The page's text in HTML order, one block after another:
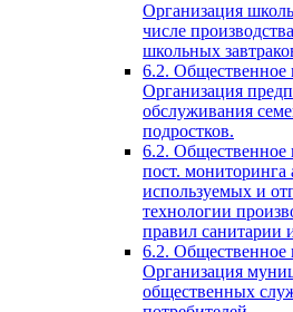
Организация
числе
школьных
6.2.
Организация
обслуживания
подростков.
6.2.
пост. мониторинга
используемых и
технологии
правил санитарии
6.2.
Организация
общественных